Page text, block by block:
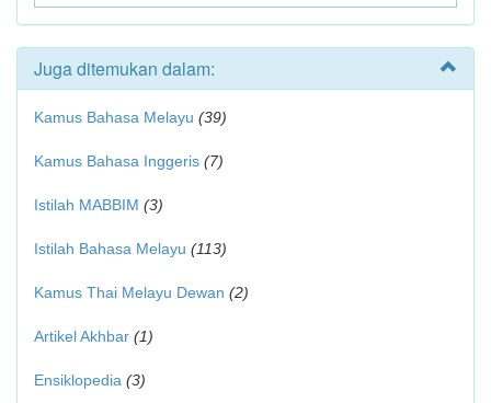
Juga ditemukan dalam:
Kamus Bahasa Melayu (39)
Kamus Bahasa Inggeris (7)
Istilah MABBIM (3)
Istilah Bahasa Melayu (113)
Kamus Thai Melayu Dewan (2)
Artikel Akhbar (1)
Ensiklopedia (3)